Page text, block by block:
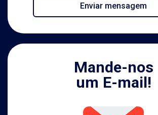
Enviar mensagem
Mande-nos
um E-mail!